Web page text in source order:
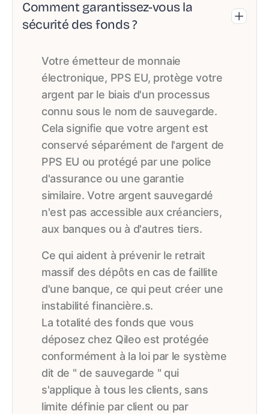
Comment garantissez-vous la
sécurité des fonds ?
Votre émetteur de monnaie
électronique, PPS EU, protège votre
argent par le biais d'un processus
connu sous le nom de sauvegarde.
Cela signifie que votre argent est
conservé séparément de l'argent de
PPS EU ou protégé par une police
d'assurance ou une garantie
similaire. Votre argent sauvegardé
n'est pas accessible aux créanciers,
aux banques ou à d'autres tiers.
Ce qui aident à prévenir le retrait
massif des dépôts en cas de faillite
d'une banque, ce qui peut créer une
instabilité financière.s.
La totalité des fonds que vous
déposez chez Qileo est protégée
conformément à la loi par le système
dit de " de sauvegarde " qui
s'applique à tous les clients, sans
limite définie par client ou par